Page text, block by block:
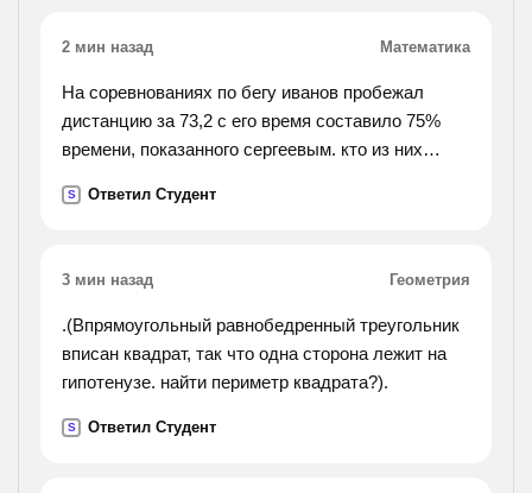
2 мин назад Математика
На соревнованиях по бегу иванов пробежал
дистанцию за 73,2 с его время составило 75%
времени, показанного сергеевым. кто из них
показал сергеев
S Ответил Студент
3 мин назад Геометрия
.(Впрямоугольный равнобедренный треугольник
вписан квадрат, так что одна сторона лежит на
гипотенузе. найти периметр квадрата?).
S Ответил Студент